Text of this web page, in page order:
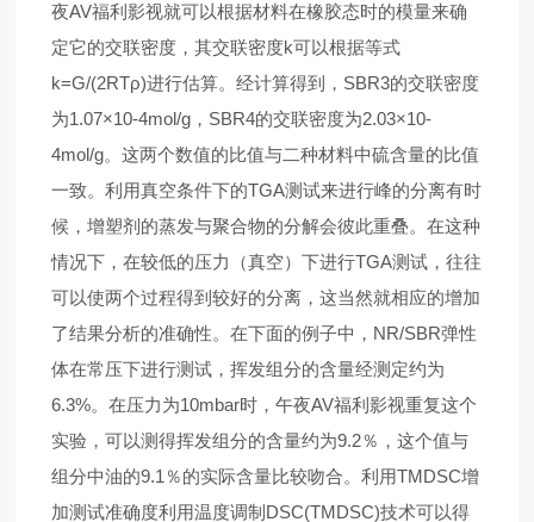
夜AV福利影视就可以根据材料在橡胶态时的模量来确
定它的交联密度，其交联密度k可以根据等式
k=G/(2RTρ)进行估算。经计算得到，SBR3的交联密度
为1.07×10-4mol/g，SBR4的交联密度为2.03×10-
4mol/g。这两个数值的比值与二种材料中硫含量的比值
一致。利用真空条件下的TGA测试来进行峰的分离有时
候，增塑剂的蒸发与聚合物的分解会彼此重叠。在这种
情况下，在较低的压力（真空）下进行TGA测试，往往
可以使两个过程得到较好的分离，这当然就相应的增加
了结果分析的准确性。在下面的例子中，NR/SBR弹性
体在常压下进行测试，挥发组分的含量经测定约为
6.3%。在压力为10mbar时，午夜AV福利影视重复这个
实验，可以测得挥发组分的含量约为9.2％，这个值与
组分中油的9.1％的实际含量比较吻合。利用TMDSC增
加测试准确度利用温度调制DSC(TMDSC)技术可以得